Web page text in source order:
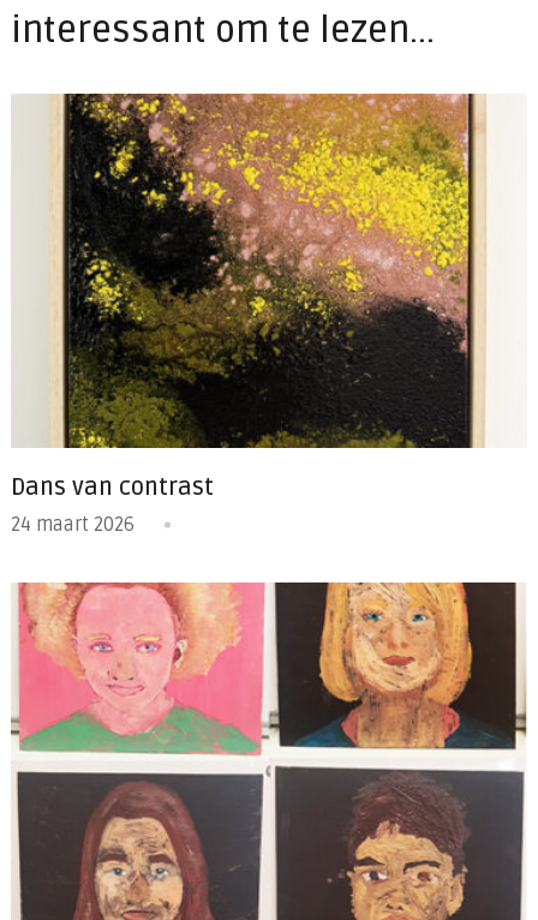
interessant om te lezen...
Dans van contrast
24 maart 2026